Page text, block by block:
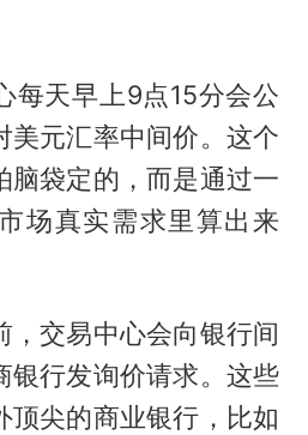
每天早上9点15分会公
美元汇率中间价。这个
脑袋定的，而是通过一
场真实需求里算出来
，交易中心会向银行间
银行发询价请求。这些
顶尖的商业银行，比如